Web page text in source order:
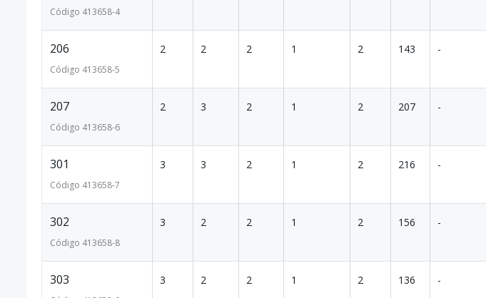
Código 413658-4
206
Código 413658-5
2 2 2 1 2 143 -
207
Código 413658-6
2 3 2 1 2 207 -
301
Código 413658-7
3 3 2 1 2 216 -
302
Código 413658-8
3 2 2 1 2 156 -
303 3 2 2 1 2 136 -